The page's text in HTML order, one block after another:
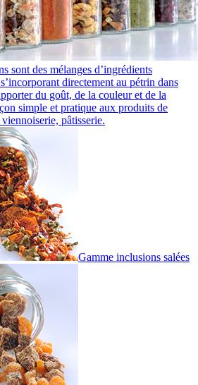
sont des mélanges d’ingrédients
directement au pétrin dans
du goût, de la couleur et de la
simple et pratique aux produits de
pâtisserie.
Gamme inclusions salées